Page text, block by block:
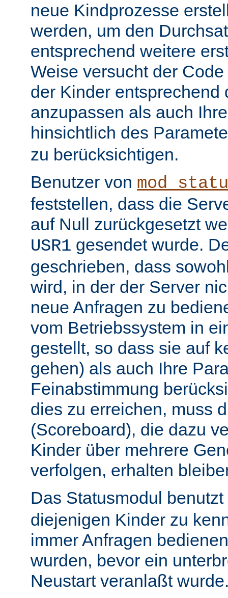
neue Kindprozesse
werden, um den
entsprechend weitere
Weise versucht der
der Kinder entsprechend
anzupassen als auch
hinsichtlich des
zu berücksichtigen.
Benutzer von
feststellen, dass die
auf Null zurückgesetzt
USR1 gesendet wurde.
geschrieben, dass
wird, in der der Server
neue Anfragen zu
vom Betriebssystem in
gestellt, so dass sie auf
gehen) als auch Ihre
Feinabstimmung
dies zu erreichen, muss
(Scoreboard), die dazu
Kinder über mehrere
verfolgen, erhalten
Das Statusmodul
diejenigen Kinder zu
immer Anfragen
wurden, bevor ein
Neustart veranlaßt